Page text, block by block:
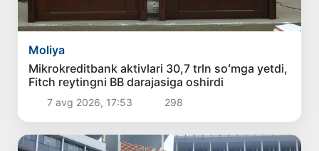
Moliya
Mikrokreditbank aktivlari 30,7 trln soʻmga yetdi,
Fitch reytingni BB darajasiga oshirdi
7 avg 2026, 17:53 298